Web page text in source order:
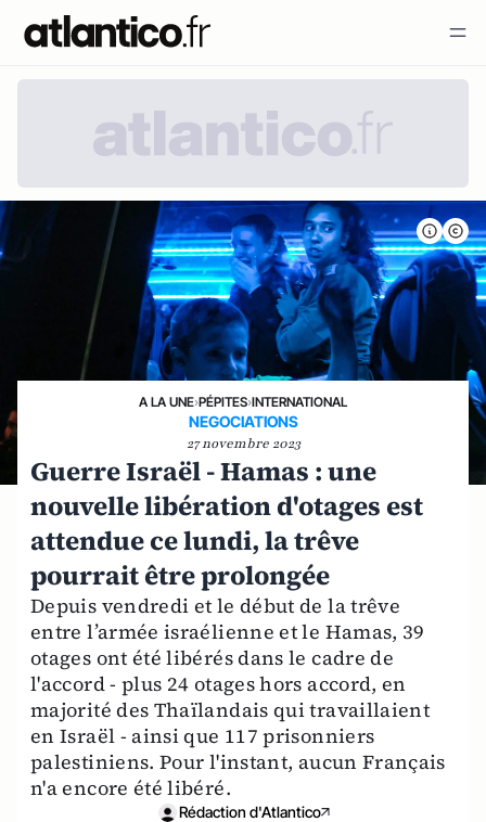
A LA UNE›PÉPITES›INTERNATIONAL
NEGOCIATIONS
27 novembre 2023
Guerre Israël - Hamas : une
nouvelle libération d'otages est
attendue ce lundi, la trêve
pourrait être prolongée
Depuis vendredi et le début de la trêve
entre l’armée israélienne et le Hamas, 39
otages ont été libérés dans le cadre de
l'accord - plus 24 otages hors accord, en
majorité des Thaïlandais qui travaillaient
en Israël - ainsi que 117 prisonniers
palestiniens. Pour l'instant, aucun Français
n'a encore été libéré.
Rédaction d'Atlantico